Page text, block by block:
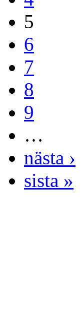
5
6
7
8
9
…
nästa ›
sista »